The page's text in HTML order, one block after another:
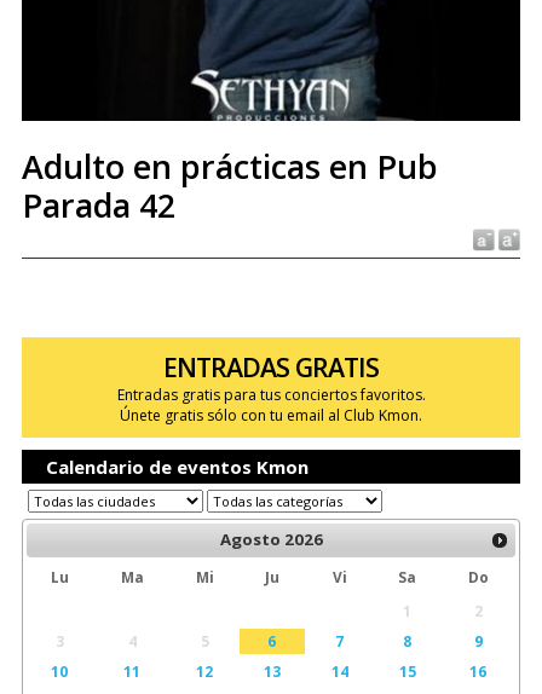
Adulto en prácticas en Pub
Parada 42
ENTRADAS GRATIS
Entradas gratis para tus conciertos favoritos.
Únete gratis sólo con tu email al Club Kmon.
Calendario de eventos Kmon
Agosto 2026
Lu Ma Mi Ju Vi Sa
Do
1
2
3
4 5 6 7 8
9
10
11 12 13 14 15
16